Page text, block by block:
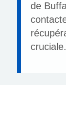
de
cruciale.